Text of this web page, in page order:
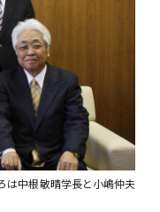
は中根敏晴学長と小嶋仲夫